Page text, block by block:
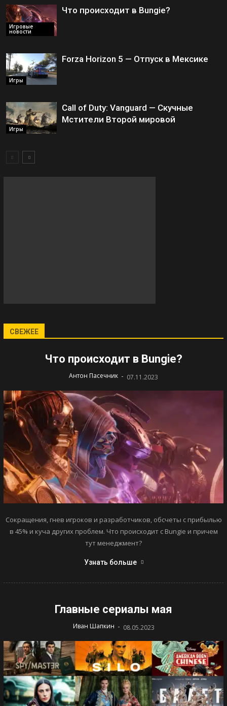
Игровые
новости
Что происходит в Bungie?
Игры
Forza Horizon 5 — Отпуск в Мексике
Игры
Call of Duty: Vanguard — Скучные
Мстители Второй мировой
СВЕЖЕЕ
Что происходит в Bungie?
Антон Пасечник - 07.11.2023
Сокращения, гнев игроков и разработчиков, обсчеты с прибылью
в 45% и куча других проблем. Что происходит с Bungie и причем
тут менеджмент?
Узнать больше
Главные сериалы мая
Иван Шапкин - 08.05.2023